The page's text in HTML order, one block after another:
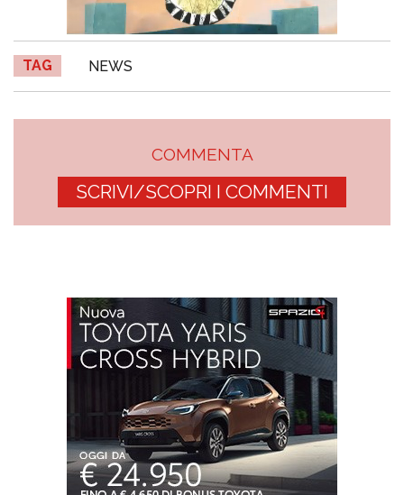
TAG NEWS
COMMENTA
SCRIVI/SCOPRI I COMMENTI